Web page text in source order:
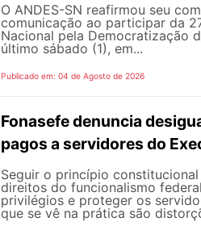
O ANDES-SN reafirmou seu
comunicação ao participar da
Nacional pela Democratização
último sábado (1), em...
Publicado em: 04 de Agosto de 2026
Fonasefe denuncia
pagos a servidores do
Seguir o princípio
direitos do funcionalismo
privilégios e proteger os
que se vê na prática são